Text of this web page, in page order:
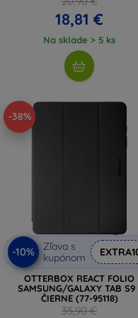
(5906302332731)
18,81 €
Na sklade > 5 ks
-38%
-10%
Zľava s
kupónom
OTTERBOX REACT FOLIO
SAMSUNG/GALAXY TAB S9
ČIERNE (77-95118)
35,90 €